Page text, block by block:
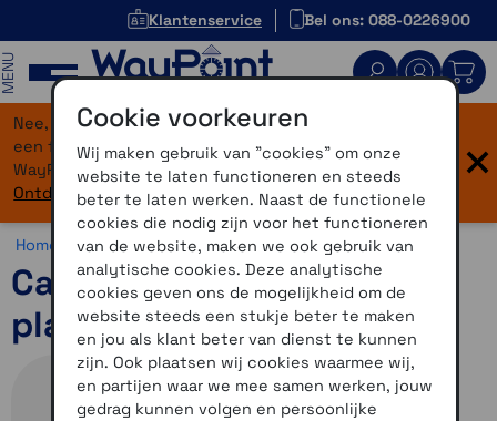
Klantenservice Bel ons: 088-0226900
Nee, je bent niet verdwaald! Onze website heeft
een flinke upgrade gekregen. Dezelfde vertrouwde
WayPoint-service, maar dan in een modern jasje.
Ontdek hier wat er allemaal nieuw is.
×
Home >Accessoires >Cardo accessoires >Overig
Cardo Packtalk Edge
plakstrip
Cookie voorkeuren
Wij maken gebruik van "cookies" om onze
website te laten functioneren en steeds
beter te laten werken. Naast de functionele
cookies die nodig zijn voor het functioneren
van de website, maken we ook gebruik van
analytische cookies. Deze analytische
cookies geven ons de mogelijkheid om de
website steeds een stukje beter te maken
en jou als klant beter van dienst te kunnen
zijn. Ook plaatsen wij cookies waarmee wij,
en partijen waar we mee samen werken, jouw
gedrag kunnen volgen en persoonlijke